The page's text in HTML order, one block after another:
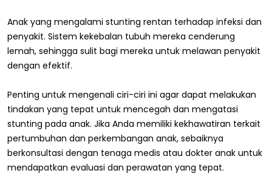
Anak yang mengalami stunting rentan terhadap infeksi dan
penyakit. Sistem kekebalan tubuh mereka cenderung
lemah, sehingga sulit bagi mereka untuk melawan penyakit
dengan efektif.
Penting untuk mengenali ciri-ciri ini agar dapat melakukan
tindakan yang tepat untuk mencegah dan mengatasi
stunting pada anak. Jika Anda memiliki kekhawatiran terkait
pertumbuhan dan perkembangan anak, sebaiknya
berkonsultasi dengan tenaga medis atau dokter anak untuk
mendapatkan evaluasi dan perawatan yang tepat.